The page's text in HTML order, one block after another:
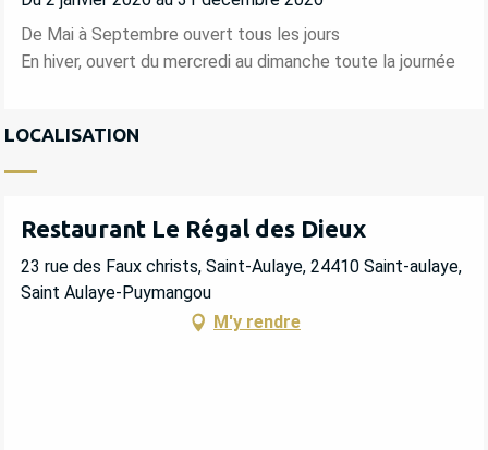
De Mai à Septembre ouvert tous les jours
En hiver, ouvert du mercredi au dimanche toute la journée
LOCALISATION
Restaurant Le Régal des Dieux
23 rue des Faux christs, Saint-Aulaye, 24410 Saint-aulaye,
Saint Aulaye-Puymangou
M'y rendre